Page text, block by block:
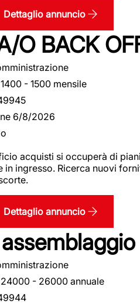
Dettaglio annuncio
O BACK
1400 - 1500 mensile
6/8/2026
acquisti si occuperà di
in ingresso. Ricerca nuovi
Dettaglio annuncio
24000 - 26000 annuale